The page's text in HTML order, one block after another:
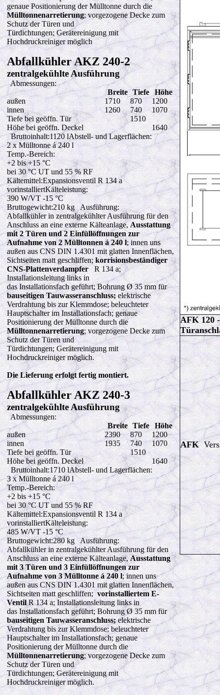
genaue Positionierung der Mülltonne durch die
Mülltonnenarretierung; vorgezogene Decke zum
Schutz der Türen und
Türdichtungen; Gerätereinigung mit
Hochdruckreiniger möglich
Abfallkühler AKZ 240-2
zentralgekühlte Ausführung
Abmessungen:
Breite
Tiefe
Höhe
außen
1710 870
1200
innen
1260 740
1070
Tiefe bei geöffn. Tür
1510
Höhe bei geöffn. Deckel
1640
Bruttoinhalt:1120 lAbstell- und Lagerflächen:
2x Mülltonne á 240 l
Temp.-Bereich:
+2 bis +15 °C
bei 30 °C UT und 55 % RF
Kältemittel:Expansionsventil R 134 a
vorinstalliertKälteleistung:
390 W/VT -15 °C
Bruttogewicht:210 kg Ausführung:
Abfallkühler in zentralgekühlter Ausführung für den
Anschluss an eine externe Kälteanlage,Ausstattung
mit 2 Türen und 2 Einfüllöffnungen zur
Aufnahme von 2 Mülltonnen á 240 l; innen uns
außen aus CNS DIN 1.4301 mit glatten Innenflächen,
Sichtseiten matt geschliffen;korrisionsbeständiger
CNS-PlattenverdampferR 134 a;
Installationsleitung links in
das Installationsfach geführt; Bohrung Ø 35 mm für
bauseitigen Tauwasseranschluss;elektrische
Verdrahtung bis zur Klemmdose; beleuchteter
Hauptschalter im Installationsfach; genaue
Positionierung der Mülltonne durch die
Mülltonnenarretierung; vorgezogene Decke zum
Schutz der Türen und
Türdichtungen; Gerätereinigung mit
Hochdruckreiniger möglich.
Die Lieferung erfolgt fertig montiert.
Abfallkühler AKZ 240-3
zentralgekühlte Ausführung
Abmessungen:
Breite
Tiefe
Höhe
außen
2390 870
1200
innen
1935 740
1070
Tiefe bei geöffn. Tür
1510
Höhe bei geöffn. Deckel
1640
Bruttoinhalt:1710 lAbstell- und Lagerflächen:
3x Mülltonne á 240 l
Temp.-Bereich:
+2 bis +15 °C
bei 30 °C UT und 55 % RF
Kältemittel:Expansionsventil R 134 a
vorinstalliertKälteleistung:
485 W/VT -15 °C
Bruttogewicht:280 kg Ausführung:
Abfallkühler in zentralgekühlter Ausführung für den
Anschluss an eine externe Kälteanlage,Ausstattung
mit 3 Türen und 3 Einfüllöffnungen zur
Aufnahme von 3 Mülltonne á 240 l; innen uns
außen aus CNS DIN 1.4301 mit glatten Innenflächen,
Sichtseiten matt geschliffen;vorinstalliertem E-
VentilR 134 a; Installationsleitung links in
das Installationsfach geführt; Bohrung Ø 35 mm für
bauseitigen Tauwasseranschluss;elektrische
Verdrahtung bis zur Klemmdose; beleuchteter
Hauptschalter im Installationsfach; genaue
Positionierung der Mülltonne durch die
Mülltonnenarretierung; vorgezogene Decke zum
Schutz der Türen und
Türdichtungen; Gerätereinigung mit
Hochdruckreiniger möglich.
AFK 120
AFK